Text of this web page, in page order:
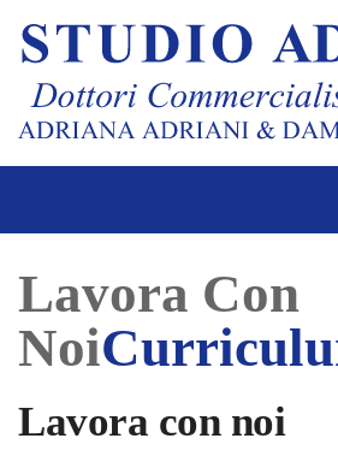
Lavora Con
Noi
Lavora con noi